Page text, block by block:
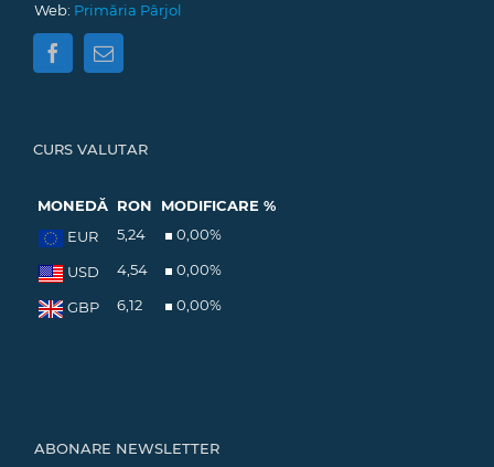
Web: Primăria Pârjol
CURS VALUTAR
MONEDĂ RON
MODIFICARE %
EUR
5,24 0,00%
USD 4,54 0,00%
GBP 6,12 0,00%
ABONARE NEWSLETTER